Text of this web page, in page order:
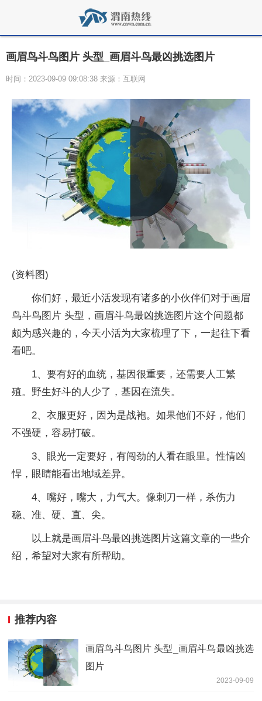
画眉鸟斗鸟图片 头型_画眉斗鸟最凶挑选图片
时间：2023-09-09 09:08:38 来源：互联网
(资料图)
你们好，最近小活发现有诸多的小伙伴们对于画眉
鸟斗鸟图片 头型，画眉斗鸟最凶挑选图片这个问题都
颇为感兴趣的，今天小活为大家梳理了下，一起往下看
看吧。
1、要有好的血统，基因很重要，还需要人工繁
殖。野生好斗的人少了，基因在流失。
2、衣服更好，因为是战袍。如果他们不好，他们
不强硬，容易打破。
3、眼光一定要好，有闯劲的人看在眼里。性情凶
悍，眼睛能看出地域差异。
4、嘴好，嘴大，力气大。像刺刀一样，杀伤力
稳、准、硬、直、尖。
以上就是画眉斗鸟最凶挑选图片这篇文章的一些介
绍，希望对大家有所帮助。
推荐内容
画眉鸟斗鸟图片 头型_画眉斗鸟最凶挑选
图片
2023-09-09